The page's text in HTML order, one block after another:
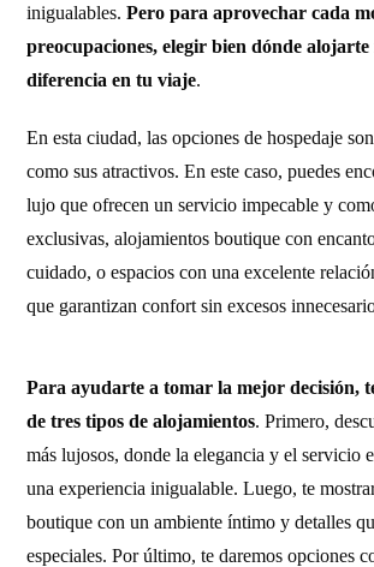
inigualables.Pero para aprovechar cada
preocupaciones, elegir bien dónde alojarte
diferencia en tu viaje.
En esta ciudad, las opciones de hospedaje
como sus atractivos. En este caso, puedes
lujo que ofrecen un servicio impecable y
exclusivas, alojamientos boutique con
cuidado, o espacios con una excelente
que garantizan confort sin excesos
Para ayudarte a tomar la mejor decisión,
de tres tipos de alojamientos. Primero,
más lujosos, donde la elegancia y el servicio
una experiencia inigualable. Luego, te
boutique con un ambiente íntimo y detalles
especiales. Por último, te daremos opciones